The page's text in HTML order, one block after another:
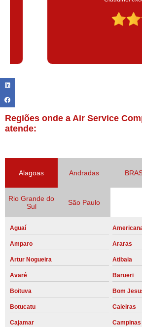
Regiões onde a Air Service
atende:
Alagoas Andradas
Rio Grande do
Sul
São Paulo
Aguaí
Amparo Araras
Artur Nogueira Atibaia
Avaré Barueri
Boituva Bom
Botucatu Caieiras
Cajamar Campinas